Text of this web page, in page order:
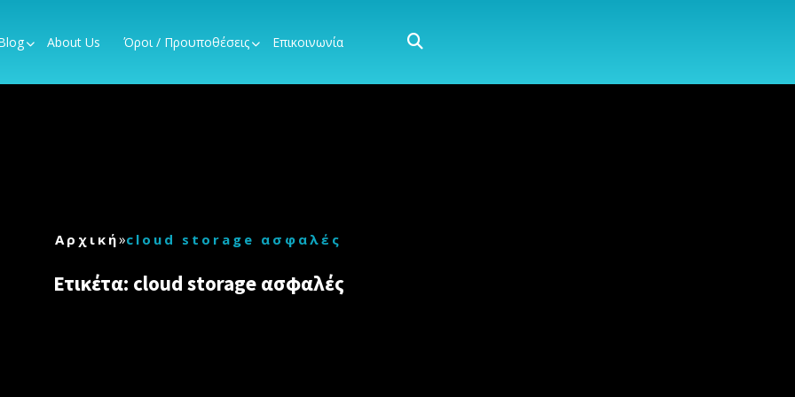
About Us Όροι / Προυποθέσεις Επικοινωνία
Αρχική»cloud storage ασφαλές
Ετικέτα: cloud storage ασφαλές